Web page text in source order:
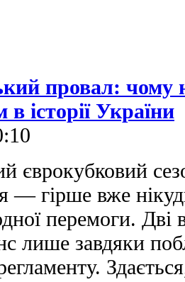
провал: чому
історії України
єврокубковий
— гірше вже
перемоги.
лише завдяки